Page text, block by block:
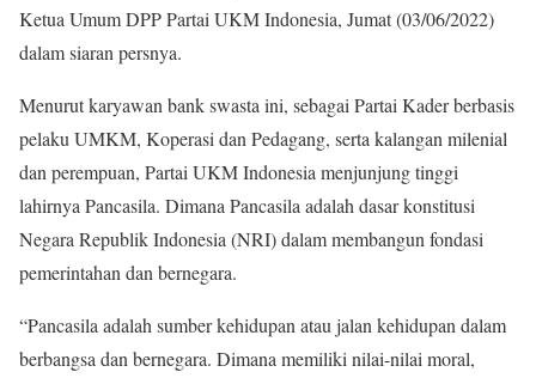
Ketua Umum DPP Partai UKM Indonesia, Jumat (03/06/2022)
dalam siaran persnya.
Menurut karyawan bank swasta ini, sebagai Partai Kader berbasis
pelaku UMKM, Koperasi dan Pedagang, serta kalangan milenial
dan perempuan, Partai UKM Indonesia menjunjung tinggi
lahirnya Pancasila. Dimana Pancasila adalah dasar konstitusi
Negara Republik Indonesia (NRI) dalam membangun fondasi
pemerintahan dan bernegara.
“Pancasila adalah sumber kehidupan atau jalan kehidupan dalam
berbangsa dan bernegara. Dimana memiliki nilai-nilai moral,